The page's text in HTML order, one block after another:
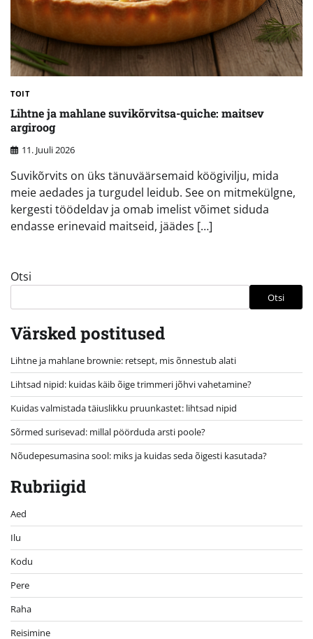
TOIT
Lihtne ja mahlane suvikõrvitsa-quiche: maitsev
argiroog
11. Juuli 2026
Suvikõrvits on üks tänuväärsemaid köögivilju, mida
meie aedades ja turgudel leidub. See on mitmekülgne,
kergesti töödeldav ja omab imelist võimet siduda
endasse erinevaid maitseid, jäädes […]
Otsi
Otsi
Värsked postitused
Lihtne ja mahlane brownie: retsept, mis õnnestub alati
Lihtsad nipid: kuidas käib õige trimmeri jõhvi vahetamine?
Kuidas valmistada täiuslikku pruunkastet: lihtsad nipid
Sõrmed surisevad: millal pöörduda arsti poole?
Nõudepesumasina sool: miks ja kuidas seda õigesti kasutada?
Rubriigid
Aed
Ilu
Kodu
Pere
Raha
Reisimine